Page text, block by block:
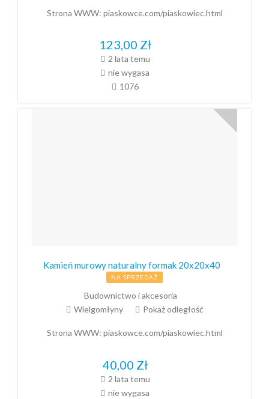
Strona WWW: piaskowce.com/piaskowiec.html
123,00 Zł
2 lata temu
nie wygasa
1076
Kamień murowy naturalny formak 20x20x40
NA SPRZEDAŻ
Budownictwo i akcesoria
Wielgomłyny
Pokaż odległość
Strona WWW: piaskowce.com/piaskowiec.html
40,00 Zł
2 lata temu
nie wygasa